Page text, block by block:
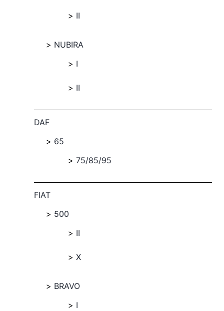
II
NUBIRA
I
II
DAF
65
75/85/95
FIAT
500
II
X
BRAVO
I